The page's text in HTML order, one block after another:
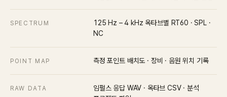
SPECTRUM
125 Hz – 4 kHz 옥타브별 RT60 · SPL ·
NC
POINT MAP 측정 포인트 배치도 · 장비 · 음원 위치 기록
RAW DATA
임펄스 응답 WAV · 옥타브 CSV · 분석